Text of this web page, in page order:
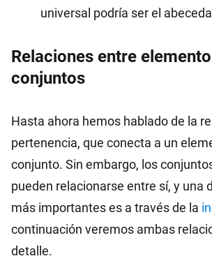
universal podría ser el
Relaciones entre
conjuntos
Hasta ahora hemos hablado de la
pertenencia, que conecta a un
conjunto. Sin embargo, los
pueden relacionarse entre sí, y una
más importantes es a través de la
continuación veremos ambas
detalle.